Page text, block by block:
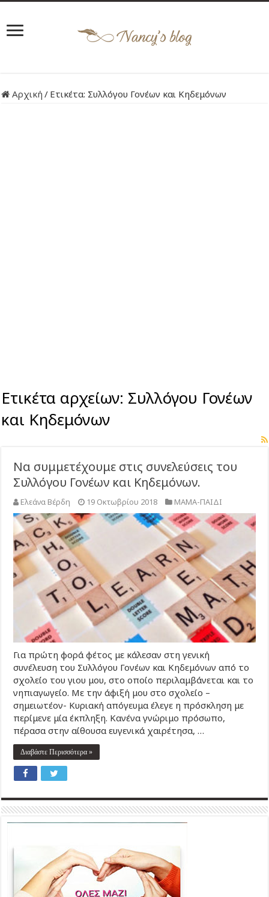
Αρχική / Ετικέτα: Συλλόγου Γονέων και Κηδεμόνων
Ετικέτα αρχείων: Συλλόγου Γονέων
και Κηδεμόνων
Να συμμετέχουμε στις συνελεύσεις του
Συλλόγου Γονέων και Κηδεμόνων.
Ελεάνα Βέρδη 19 Οκτωβρίου 2018 ΜΑΜΑ-ΠΑΙΔΙ
Για πρώτη φορά φέτος με κάλεσαν στη γενική
συνέλευση του Συλλόγου Γονέων και Κηδεμόνων από το
σχολείο του γιου μου, στο οποίο περιλαμβάνεται και το
νηπιαγωγείο. Με την άφιξή μου στο σχολείο –
σημειωτέον- Κυριακή απόγευμα έλεγε η πρόσκληση με
περίμενε μία έκπληξη. Κανένα γνώριμο πρόσωπο,
πέρασα στην αίθουσα ευγενικά χαιρέτησα, …
Διαβάστε Περισσότερα »